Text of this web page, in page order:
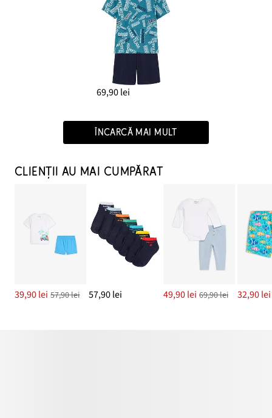
69,90 lei
ÎNCARCĂ MAI MULT
CLIENȚII AU MAI CUMPĂRAT
39,90 lei 57,90 lei 57,90 lei 49,90 lei 69,90 lei 32,90 lei